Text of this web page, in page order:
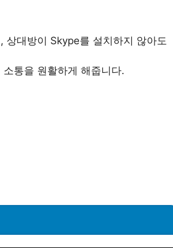
상대방이 Skype를 설치하지 않아도
통을 원활하게 해줍니다.